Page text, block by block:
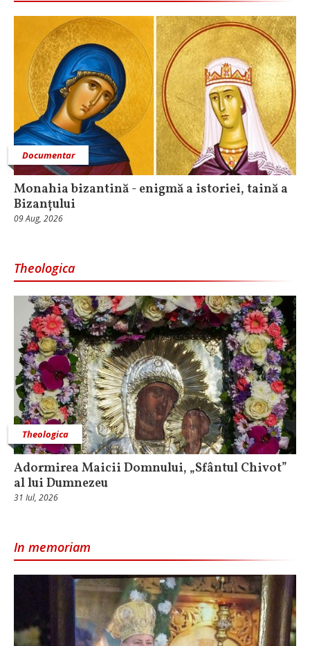
Documentar
Monahia bizantină - enigmă a istoriei, taină a
Bizanțului
09 Aug, 2026
Theologica
Theologica
Adormirea Maicii Domnului, „Sfântul Chivot”
al lui Dumnezeu
31 Iul, 2026
In memoriam